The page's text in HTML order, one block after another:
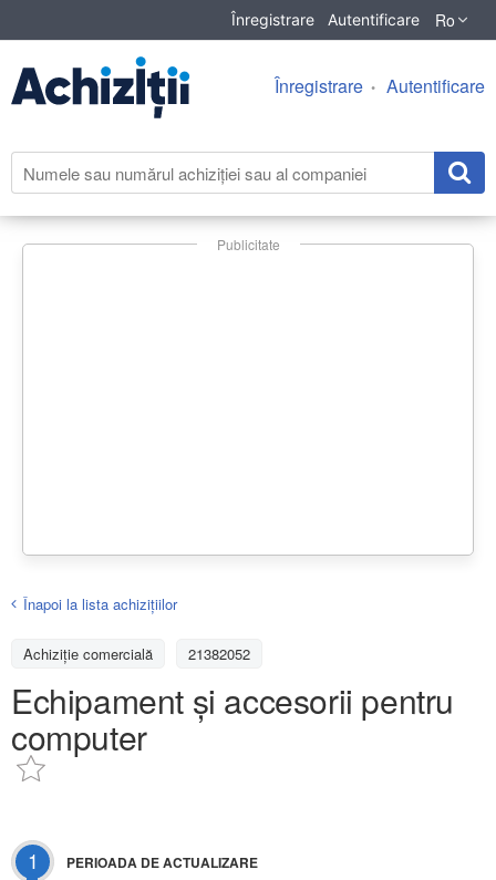
Înregistrare Autentificare Ro
Înregistrare Autentificare
Publicitate
Înapoi la lista achiziţiilor
Achizițiе comercială 21382052
Echipament și accesorii pentru
computer
1 PERIOADA DE ACTUALIZARE